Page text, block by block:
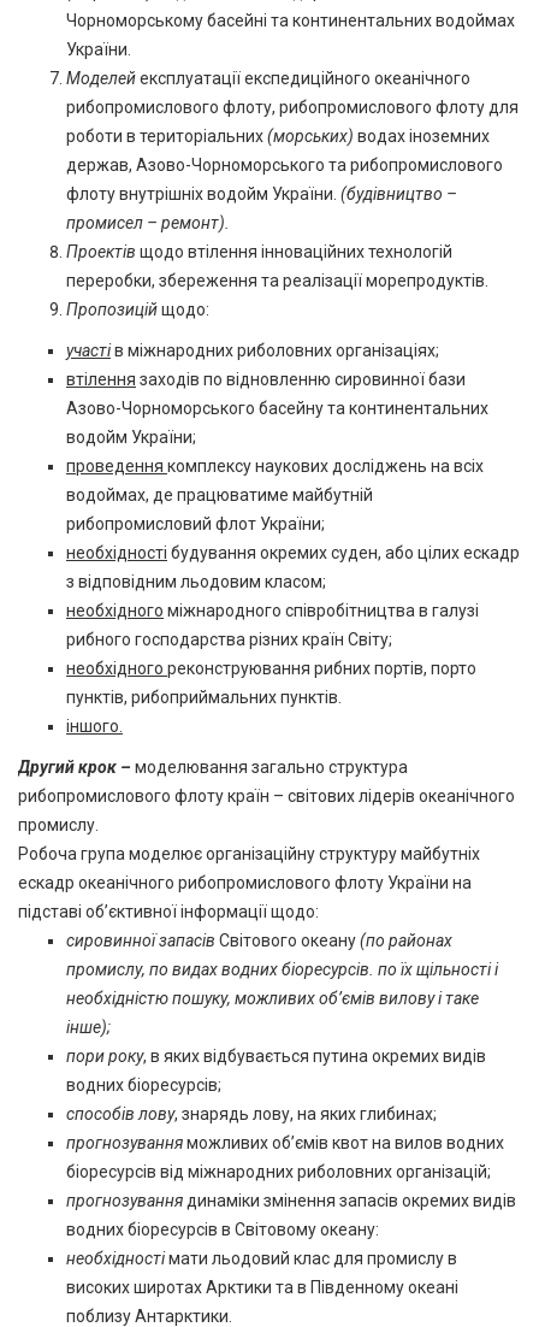
Чорноморському басейні та континентальних водоймах
України.
Моделейексплуатації експедиційного океанічного
рибопромислового флоту, рибопромислового флоту для
роботи в територіальних(морських) водах іноземних
держав, Азово-Чорноморського та рибопромислового
флоту внутрішніх водойм України. (будівництво –
промисел – ремонт).
Проектів щодо втілення інноваційних технологій
переробки, збереження та реалізації морепродуктів.
Пропозиційщодо:
участів міжнародних риболовних організаціях;
втілення заходів по відновленню сировинної бази
Азово-Чорноморського басейну та континентальних
водойм України;
проведення комплексу наукових досліджень на всіх
водоймах, де працюватиме майбутній
рибопромисловий флот України;
необхідності будування окремих суден, або цілих ескадр
з відповідним льодовим класом;
необхідного міжнародного співробітництва в галузі
рибного господарства різних країн Світу;
необхідного реконструювання рибних портів, порто
пунктів, рибоприймальних пунктів.
іншого.
Другий крок – моделювання загально структура
рибопромислового флоту країн – світових лідерів океанічного
промислу.
Робоча група моделює організаційну структуру майбутніх
ескадр океанічного рибопромислового флоту України на
підставі об’єктивної інформації щодо:
сировинної запасів Світового океану(по районах
промислу, по видах водних біоресурсів. по їх щільності і
необхідністю пошуку, можливих об’ємів вилову і таке
інше);
пори року, в яких відбувається путина окремих видів
водних біоресурсів;
способів лову, знарядь лову, на яких глибинах;
прогнозуванняможливих об’ємів квот на вилов водних
біоресурсів від міжнародних риболовних організацій;
прогнозування динаміки змінення запасів окремих видів
водних біоресурсів в Світовому океану:
необхідностімати льодовий клас для промислу в
високих широтах Арктики та в Південному океані
поблизу Антарктики.